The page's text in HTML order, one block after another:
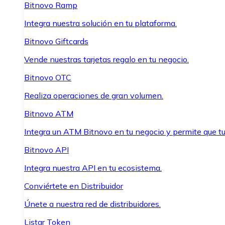
Bitnovo Ramp
Integra nuestra solución en tu plataforma.
Bitnovo Giftcards
Vende nuestras tarjetas regalo en tu negocio.
Bitnovo OTC
Realiza operaciones de gran volumen.
Bitnovo ATM
Integra un ATM Bitnovo en tu negocio y permite que
Bitnovo API
Integra nuestra API en tu ecosistema.
Conviértete en Distribuidor
Únete a nuestra red de distribuidores.
Listar Token